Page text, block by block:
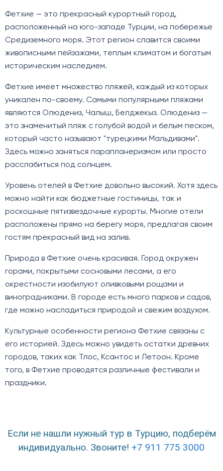
Фетхие — это прекрасный курортный город,
расположенный на юго-западе Турции, на побережье
Средиземного моря. Этот регион славится своими
живописными пейзажами, теплым климатом и богатым
историческим наследием.
Фетхие имеет множество пляжей, каждый из которых
уникален по-своему. Самыми популярными пляжами
являются Олюдениз, Чалыш, Белджекыз. Олюдениз —
это знаменитый пляж с голубой водой и белым песком,
который часто называют "турецкими Мальдивами".
Здесь можно заняться парапланеризмом или просто
расслабиться под солнцем.
Уровень отелей в Фетхие довольно высокий. Хотя здесь
можно найти как бюджетные гостиницы, так и
роскошные пятизвездочные курорты. Многие отели
расположены прямо на берегу моря, предлагая своим
гостям прекрасный вид на залив.
Природа в Фетхие очень красивая. Город окружен
горами, покрытыми сосновыми лесами, а его
окрестности изобилуют оливковыми рощами и
виноградниками. В городе есть много парков и садов,
где можно насладиться природой и свежим воздухом.
Культурные особенности региона Фетхие связаны с
его историей. Здесь можно увидеть остатки древних
городов, таких как Тлос, Ксантос и Летоон. Кроме
того, в Фетхие проводятся различные фестивали и
праздники.
Если не нашли нужный тур в Турцию, подберём
индивидуально. Звоните! +7 911 775 3000